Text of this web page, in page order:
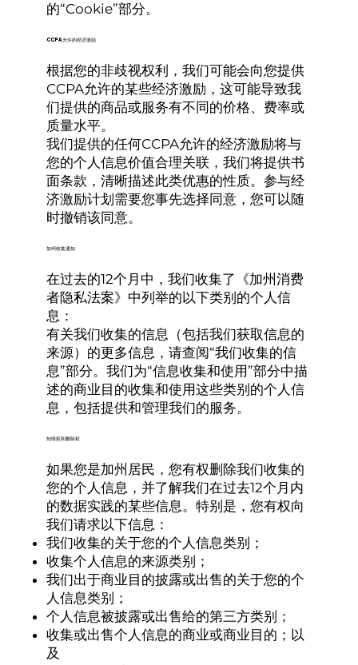
的“Cookie”部分。
CCPA允许的经济激励
根据您的非歧视权利，我们可能会向您提供
CCPA允许的某些经济激励，这可能导致我
们提供的商品或服务有不同的价格、费率或
质量水平。
我们提供的任何CCPA允许的经济激励将与
您的个人信息价值合理关联，我们将提供书
面条款，清晰描述此类优惠的性质。参与经
济激励计划需要您事先选择同意，您可以随
时撤销该同意。
加州收集通知
在过去的12个月中，我们收集了《加州消费
者隐私法案》中列举的以下类别的个人信
息：
有关我们收集的信息（包括我们获取信息的
来源）的更多信息，请查阅“我们收集的信
息”部分。我们为“信息收集和使用”部分中描
述的商业目的收集和使用这些类别的个人信
息，包括提供和管理我们的服务。
知情权和删除权
如果您是加州居民，您有权删除我们收集的
您的个人信息，并了解我们在过去12个月内
的数据实践的某些信息。特别是，您有权向
我们请求以下信息：
我们收集的关于您的个人信息类别；
收集个人信息的来源类别；
我们出于商业目的披露或出售的关于您的个
人信息类别；
个人信息被披露或出售给的第三方类别；
收集或出售个人信息的商业或商业目的；以
及